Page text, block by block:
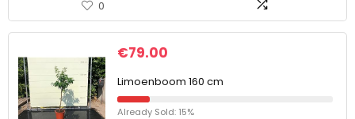
0
€79.00
Limoenboom 160 cm
Already Sold: 15%